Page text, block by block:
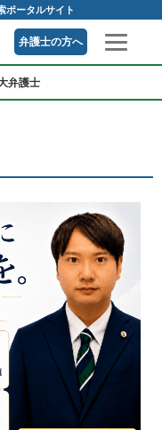
ポータルサイト
弁護士の方へ
弁護士